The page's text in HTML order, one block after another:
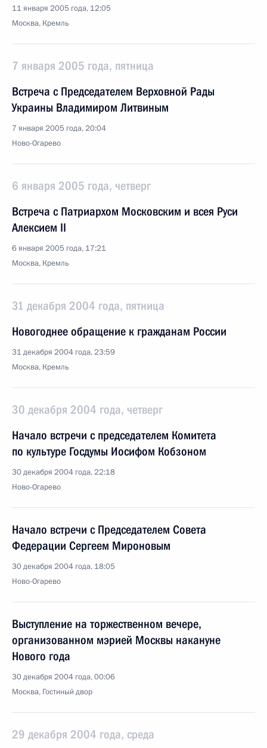
11 января 2005 года, 12:05
Москва, Кремль
7 января 2005 года, пятница
Встреча с Председателем Верховной Рады
Украины Владимиром Литвиным
7 января 2005 года, 20:04
Ново-Огарево
6 января 2005 года, четверг
Встреча с Патриархом Московским и всея Руси
Алексием II
6 января 2005 года, 17:21
Москва, Кремль
31 декабря 2004 года, пятница
Новогоднее обращение к гражданам России
31 декабря 2004 года, 23:59
Москва, Кремль
30 декабря 2004 года, четверг
Начало встречи с председателем Комитета
по культуре Госдумы Иосифом Кобзоном
30 декабря 2004 года, 22:18
Ново-Огарево
Начало встречи с Председателем Совета
Федерации Сергеем Мироновым
30 декабря 2004 года, 18:05
Ново-Огарево
Выступление на торжественном вечере,
организованном мэрией Москвы накануне
Нового года
30 декабря 2004 года, 00:06
Москва, Гостиный двор
29 декабря 2004 года, среда